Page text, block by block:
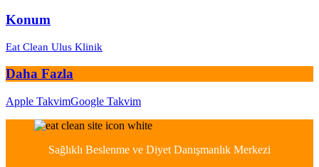
Konum
Eat Clean Ulus Klinik
Daha Fazla
Apple TakvimGoogle Takvim
Sağlıklı Beslenme ve Diyet Danışmanlık Merkezi